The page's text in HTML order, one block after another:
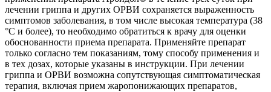
лечении гриппа и других ОРВИ сохраняется выраженность
симптомов заболевания, в том числе высокая температура (38
°С и более), то необходимо обратиться к врачу для оценки
обоснованности приема препарата. Применяйте препарат
только согласно тем показаниям, тому способу применения и
в тех дозах, которые указаны в инструкции. При лечении
гриппа и ОРВИ возможна сопутствующая симптоматическая
терапия, включая прием жаропонижающих препаратов,